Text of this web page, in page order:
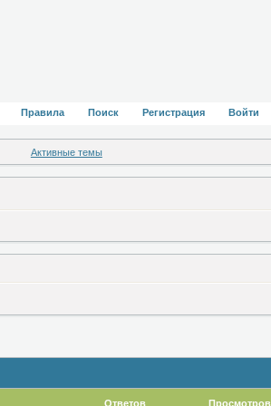
Правила Поиск Регистрация Войти
Активные темы
Ответов Просмотров